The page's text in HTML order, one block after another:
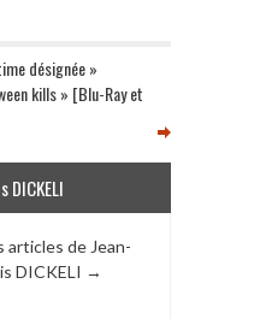
désignée »
kills » [Blu-Ray et
DICKELI
articles de Jean-
DICKELI →